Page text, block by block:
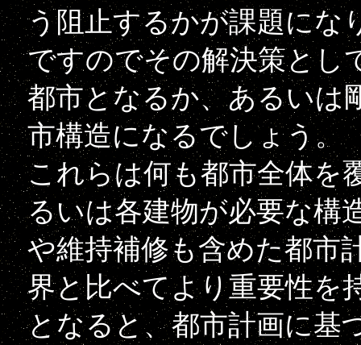
う阻止するかが課題にな
ですのでその解決策とし
都市となるか、あるいは
市構造になるでしょう。
これらは何も都市全体を
るいは各建物が必要な構
や維持補修も含めた都市
界と比べてより重要性を
となると、都市計画に基